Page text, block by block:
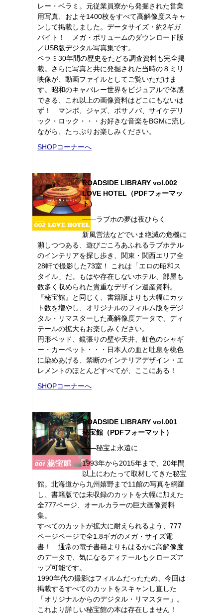
レー・ベラミ。元従業員寮から発掘された営業
用写真、およそ1400枚をすべて高解像度スキャ
ンして掲載しました。データサイズ・約2ギガ
バイト！ メガ・ボリュームのダウンロード版
／USB版デジタル写真集です。
ベラミ30年間の歴史をたどる調査資料も完全掲
載。さらに写真と共に発掘された当時の８ミリ
映像が、動画ファイルとしてご覧いただけま
す。昭和のキャバレー世界をビジュアルで体感
できる、これ以上の画像資料はどこにもないは
ず！ マンボ、ジャズ、ボサノバ、サイケデリ
ック・ロック・・・お好きな音楽をBGMに流し
ながら、たっぷりお楽しみください。
SHOPコーナーへ
ROADSIDE LIBRARY vol.002
LOVE HOTEL（PDFフォーマッ
ト）
――ラブホの夢は夜ひらく
新風営法などでいま絶滅の危機に
瀕しつつある、遊びごころあふれるラブホテル
のインテリアを探し歩き、関東・関西エリア全
28軒で撮影した73室！ これは「エロの昭和ス
タイル」だ。もはや存在しないホテル、部屋も
数多く収められた貴重なデザイン遺産資料。
『秘宝館』と同じく、書籍版よりも大幅にカッ
ト数を増やし、オリジナルのフィルム版をデジ
タル・リマスターした高解像度データで、ディ
テールの拡大もお楽しみください。
円形ベッド、鏡張りの壁や天井、虹色のシャギ
ー・カーペット・・・日本人の血と吐息を桃色
に染めあげる、禁断のインテリアデザイン・エ
レメントのほとんどすべてが、ここにある！
SHOPコーナーへ
ROADSIDE LIBRARY vol.001
秘宝館（PDFフォーマット）
――秘宝よ永遠に
1993年から2015年まで、20年間
以上にわたって取材してきた秘宝
館。北海道から九州嬉野まで11館の写真を網羅
し、書籍版では未収録のカットを大幅に加えた
全777ページ、オールカラーの巨大画像資料
集。
すべてのカットが拡大に耐えられるよう、777
ページページで全1.8ギガのメガ・サイズ電
書！ 通常の電子書籍よりもはるかに高解像度
のデータで、気になるディテールもクローズア
ップ可能です。
1990年代の撮影はフィルムだったため、今回は
掲載するすべてのカットをスキャンし直した
「オリジナルからのデジタル・リマスター」。
これより詳しい秘宝館の本は存在しません！